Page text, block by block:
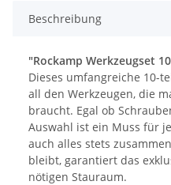
Beschreibung
"Rockamp Werkzeugset
Dieses umfangreiche 10-
all den Werkzeugen, die
braucht. Egal ob
Auswahl ist ein Muss für
auch alles stets
bleibt, garantiert das
nötigen Stauraum.